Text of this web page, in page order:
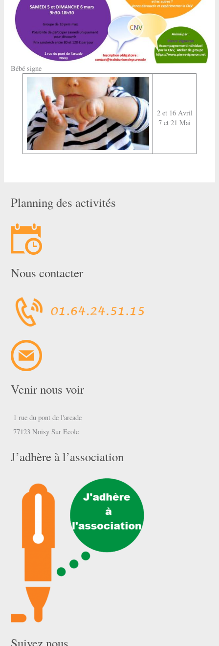
Bébé signe
2 et 16 Avril
7 et 21 Mai
Planning des activités
Nous contacter
Venir nous voir
1 rue du pont de l'arcade
77123 Noisy Sur Ecole
J’adhère à l’association
Suivez nous …